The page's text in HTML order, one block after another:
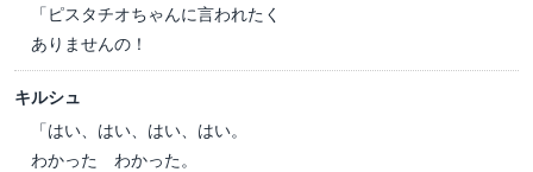
「ピスタチオちゃんに言われたく
ありませんの！
キルシュ
「はい、はい、はい、はい。
わかった わかった。